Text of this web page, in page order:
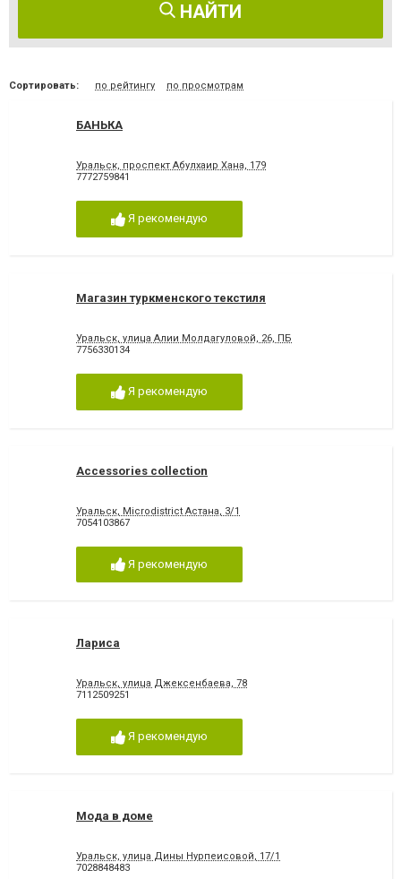
НАЙТИ
Сортировать: по рейтингу по просмотрам
БАНЬКА
Уральск, проспект Абулхаир Хана, 179
7772759841
Я рекомендую
Магазин туркменского текстиля
Уральск, улица Алии Молдагуловой, 26, ПБ
7756330134
Я рекомендую
Accessories collection
Уральск, Microdistrict Астана, 3/1
7054103867
Я рекомендую
Лариса
Уральск, улица Джексенбаева, 78
7112509251
Я рекомендую
Мода в доме
Уральск, улица Дины Нурпеисовой, 17/1
7028848483